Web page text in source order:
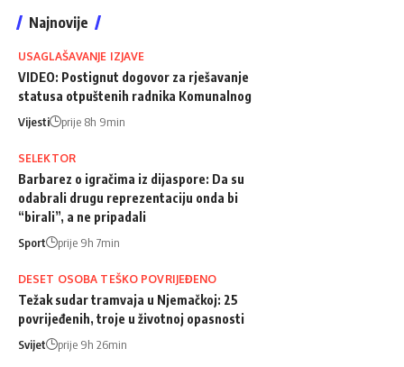
Najnovije
USAGLAŠAVANJE IZJAVE
VIDEO: Postignut dogovor za rješavanje
statusa otpuštenih radnika Komunalnog
Vijesti prije 8h 9min
SELEKTOR
Barbarez o igračima iz dijaspore: Da su
odabrali drugu reprezentaciju onda bi
“birali”, a ne pripadali
Sport prije 9h 7min
DESET OSOBA TEŠKO POVRIJEĐENO
Težak sudar tramvaja u Njemačkoj: 25
povrijeđenih, troje u životnoj opasnosti
Svijet prije 9h 26min